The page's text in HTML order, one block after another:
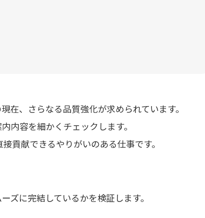
在、さらなる品質強化が求められています。
内容を細かくチェックします。
貢献できるやりがいのある仕事です。
ズに完結しているかを検証します。